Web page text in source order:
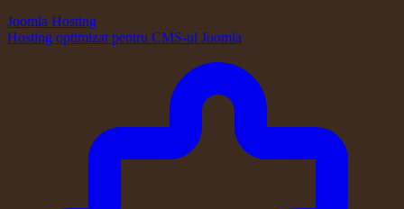
Joomla Hosting
Hosting optimizat pentru CMS-ul Joomla